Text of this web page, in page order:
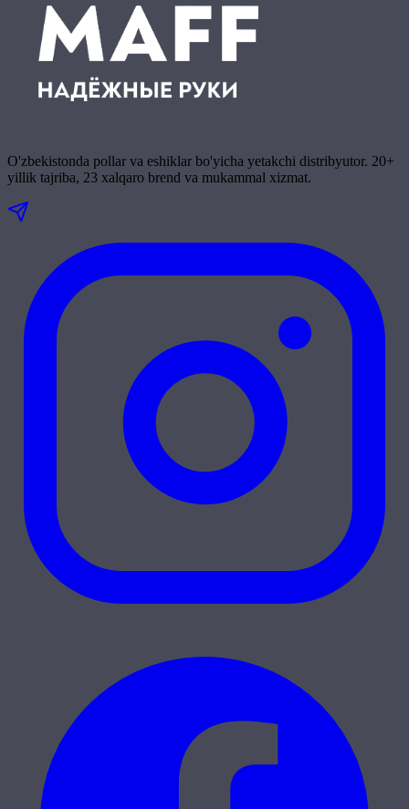
O'zbekistonda pollar va eshiklar bo'yicha yetakchi distribyutor. 20+
yillik tajriba, 23 xalqaro brend va mukammal xizmat.